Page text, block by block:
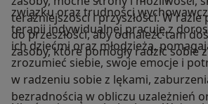
teraźniejszości i przyszłości. W
do przeszłości, aby odnaleźć tam
zasoby, które pomogły radzić sobie
związku oraz trudności
terapii indywidualnej pracuję z
ich dziećmi oraz młodzieżą,
zrozumieć siebie, swoje emocje i
w radzeniu sobie z lękami,
bezradnością w obliczu uzależnień